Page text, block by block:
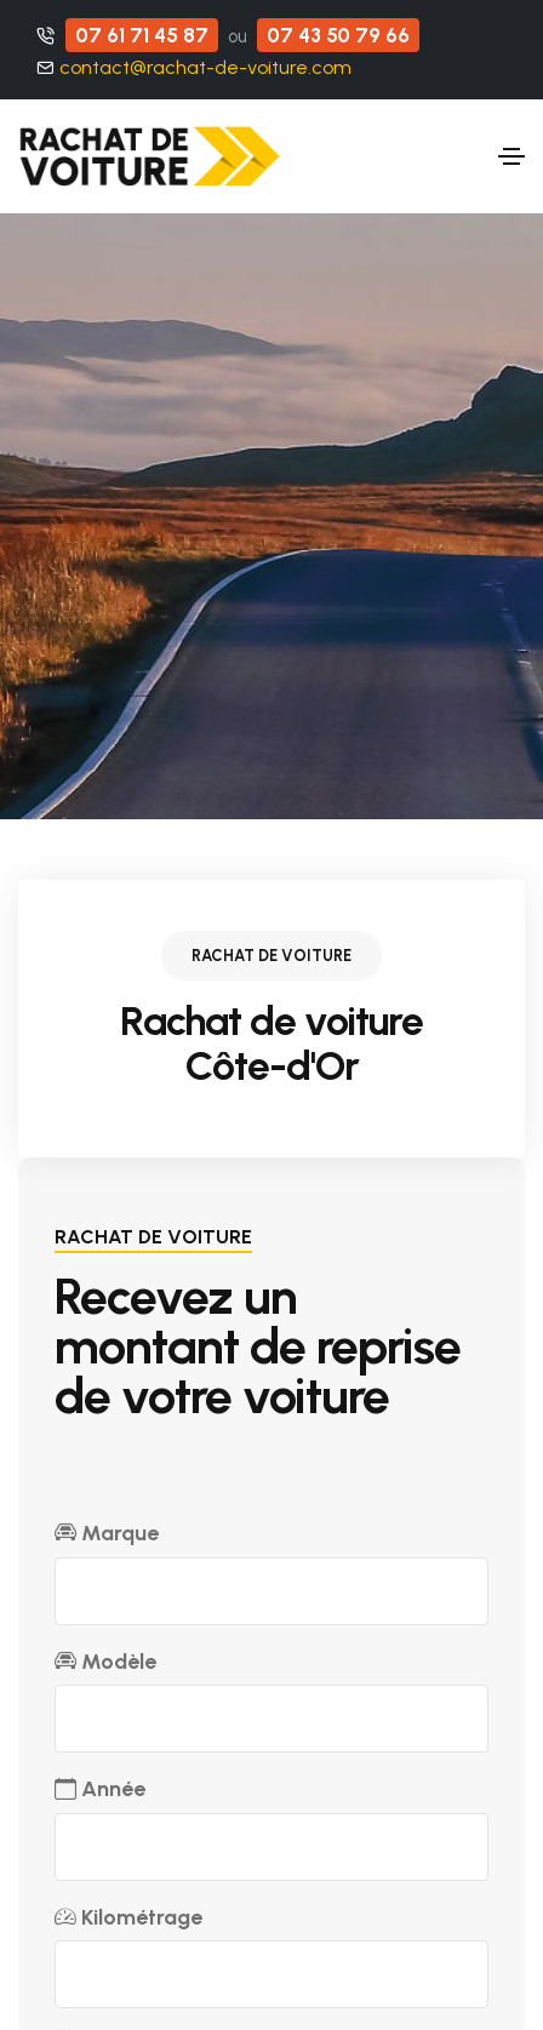
07 61 71 45 87 ou 07 43 50 79 66
contact@rachat-de-voiture.com
RACHAT DE VOITURE
Rachat de voiture
Côte-d'Or
RACHAT DE VOITURE
Recevez un
montant de reprise
de votre voiture
Marque
Modèle
Année
Kilométrage